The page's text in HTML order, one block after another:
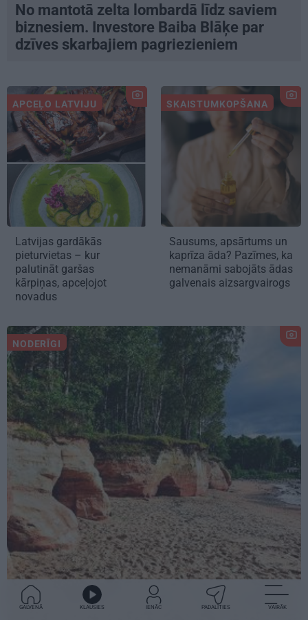
No mantotā zelta lombardā līdz saviem
biznesiem. Investore Baiba Blāķe par
dzīves skarbajiem pagriezieniem
APCEĻO LATVIJU
Latvijas gardākās
pieturvietas – kur
palutināt garšas
kārpiņas, apceļojot
novadus
SKAISTUMKOPŠANA
Sausums, apsārtums un
kaprīza āda? Pazīmes, ka
nemanāmi sabojāts ādas
galvenais aizsargvairogs
NODERĪGI
GALVENĀ KLAUSIES IENĀC PADALĪTIES VAIRĀK